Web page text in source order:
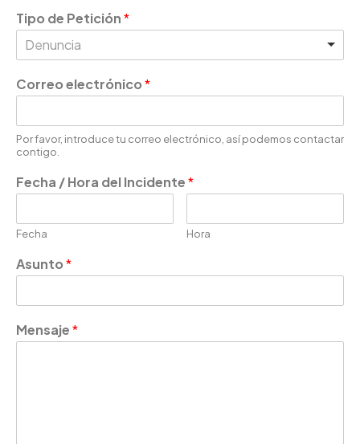
Tipo de Petición*
Denuncia
Correo electrónico*
Por favor, introduce tu correo electrónico, así podemos contactar
contigo.
Fecha / Hora del Incidente*
Fecha Hora
Asunto*
Mensaje*